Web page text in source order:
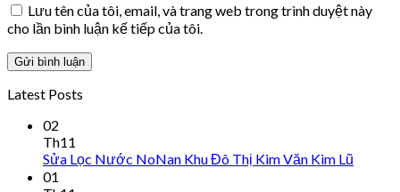
Lưu tên của tôi, email, và trang web trong trình duyệt này
cho lần bình luận kế tiếp của tôi.
Latest Posts
02
Th11
Sửa Lọc Nước NoNan Khu Đô Thị Kim Văn Kim Lũ
01